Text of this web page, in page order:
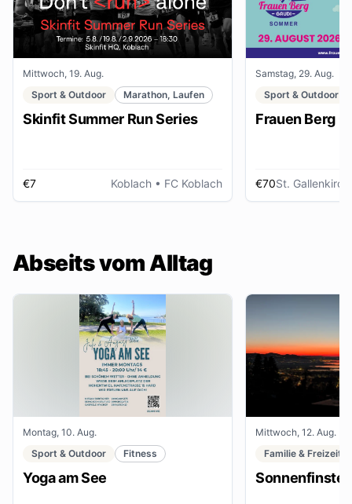
Mittwoch, 19. Aug.
Sport & Outdoor
Marathon, Laufen
Skinfit Summer Run Series
€7 Koblach • FC Koblach
Samstag, 29. Aug.
Sport & Outdoor
Frauen Berg
€70St. Gallenkirch
Abseits vom Alltag
Montag, 10. Aug.
Sport & Outdoor
Fitness
Yoga am See
Mittwoch, 12. Aug.
Familie & Freizeit